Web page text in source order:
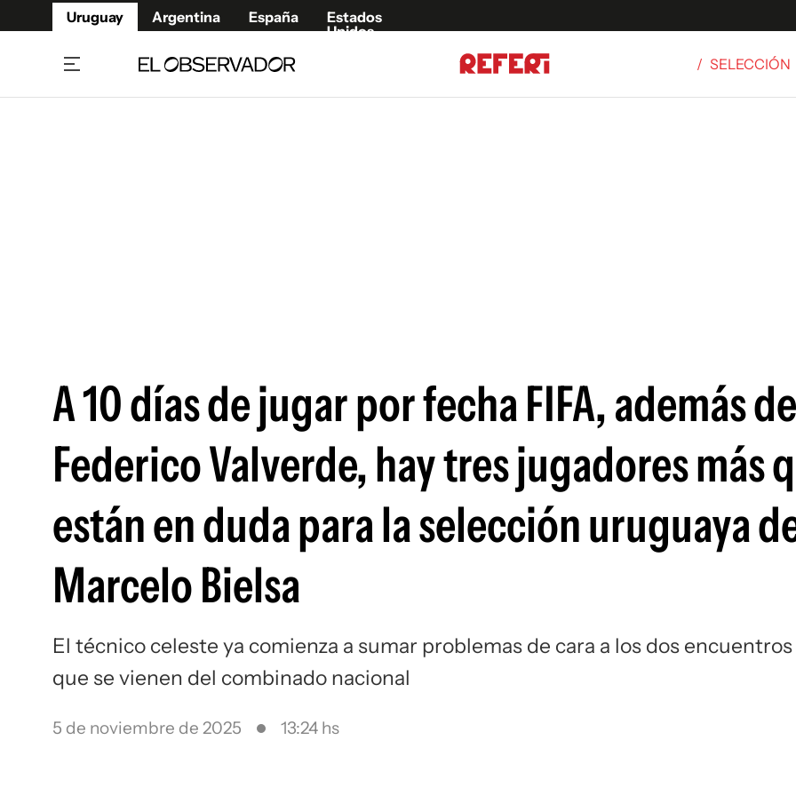
Uruguay Argentina España
Estados
Unidos
/ SELECCIÓN
A 10 días de jugar por fecha FIFA, además de
Federico Valverde, hay tres jugadores más
están en duda para la selección uruguaya
Marcelo Bielsa
El técnico celeste ya comienza a sumar problemas de cara a los dos encuentros
que se vienen del combinado nacional
5 de noviembre de 2025 13:24 hs